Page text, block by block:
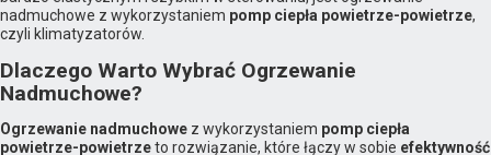
nadmuchowe z wykorzystaniem pomp ciepła powietrze-powietrze,
czyli klimatyzatorów.
Dlaczego Warto Wybrać Ogrzewanie
Nadmuchowe?
Ogrzewanie nadmuchowe z wykorzystaniem pomp ciepła
powietrze-powietrzeto rozwiązanie, które łączy w sobie efektywność